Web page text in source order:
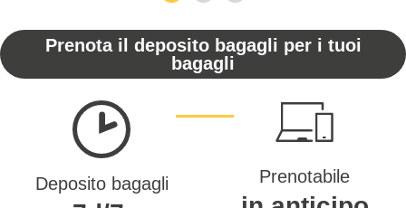
Prenota il deposito bagagli per i tuoi
bagagli
Deposito bagagli Prenotabile